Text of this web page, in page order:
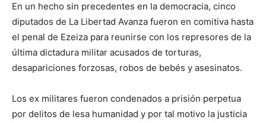
En un hecho sin precedentes en la democracia, cinco
diputados de La Libertad Avanza fueron en comitiva hasta
el penal de Ezeiza para reunirse con los represores de la
última dictadura militar acusados de torturas,
desapariciones forzosas, robos de bebés y asesinatos.
Los ex militares fueron condenados a prisión perpetua
por delitos de lesa humanidad y por tal motivo la justicia